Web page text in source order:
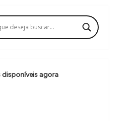
disponíveis agora